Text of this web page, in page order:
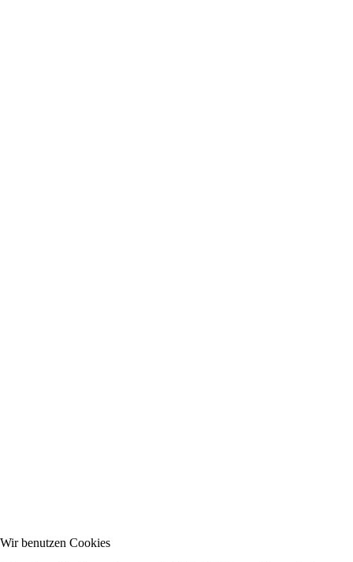
Wir benutzen Cookies